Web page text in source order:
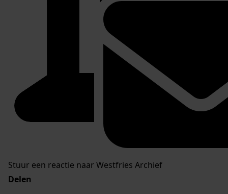
Stuur een reactie naar Westfries Archief
Delen